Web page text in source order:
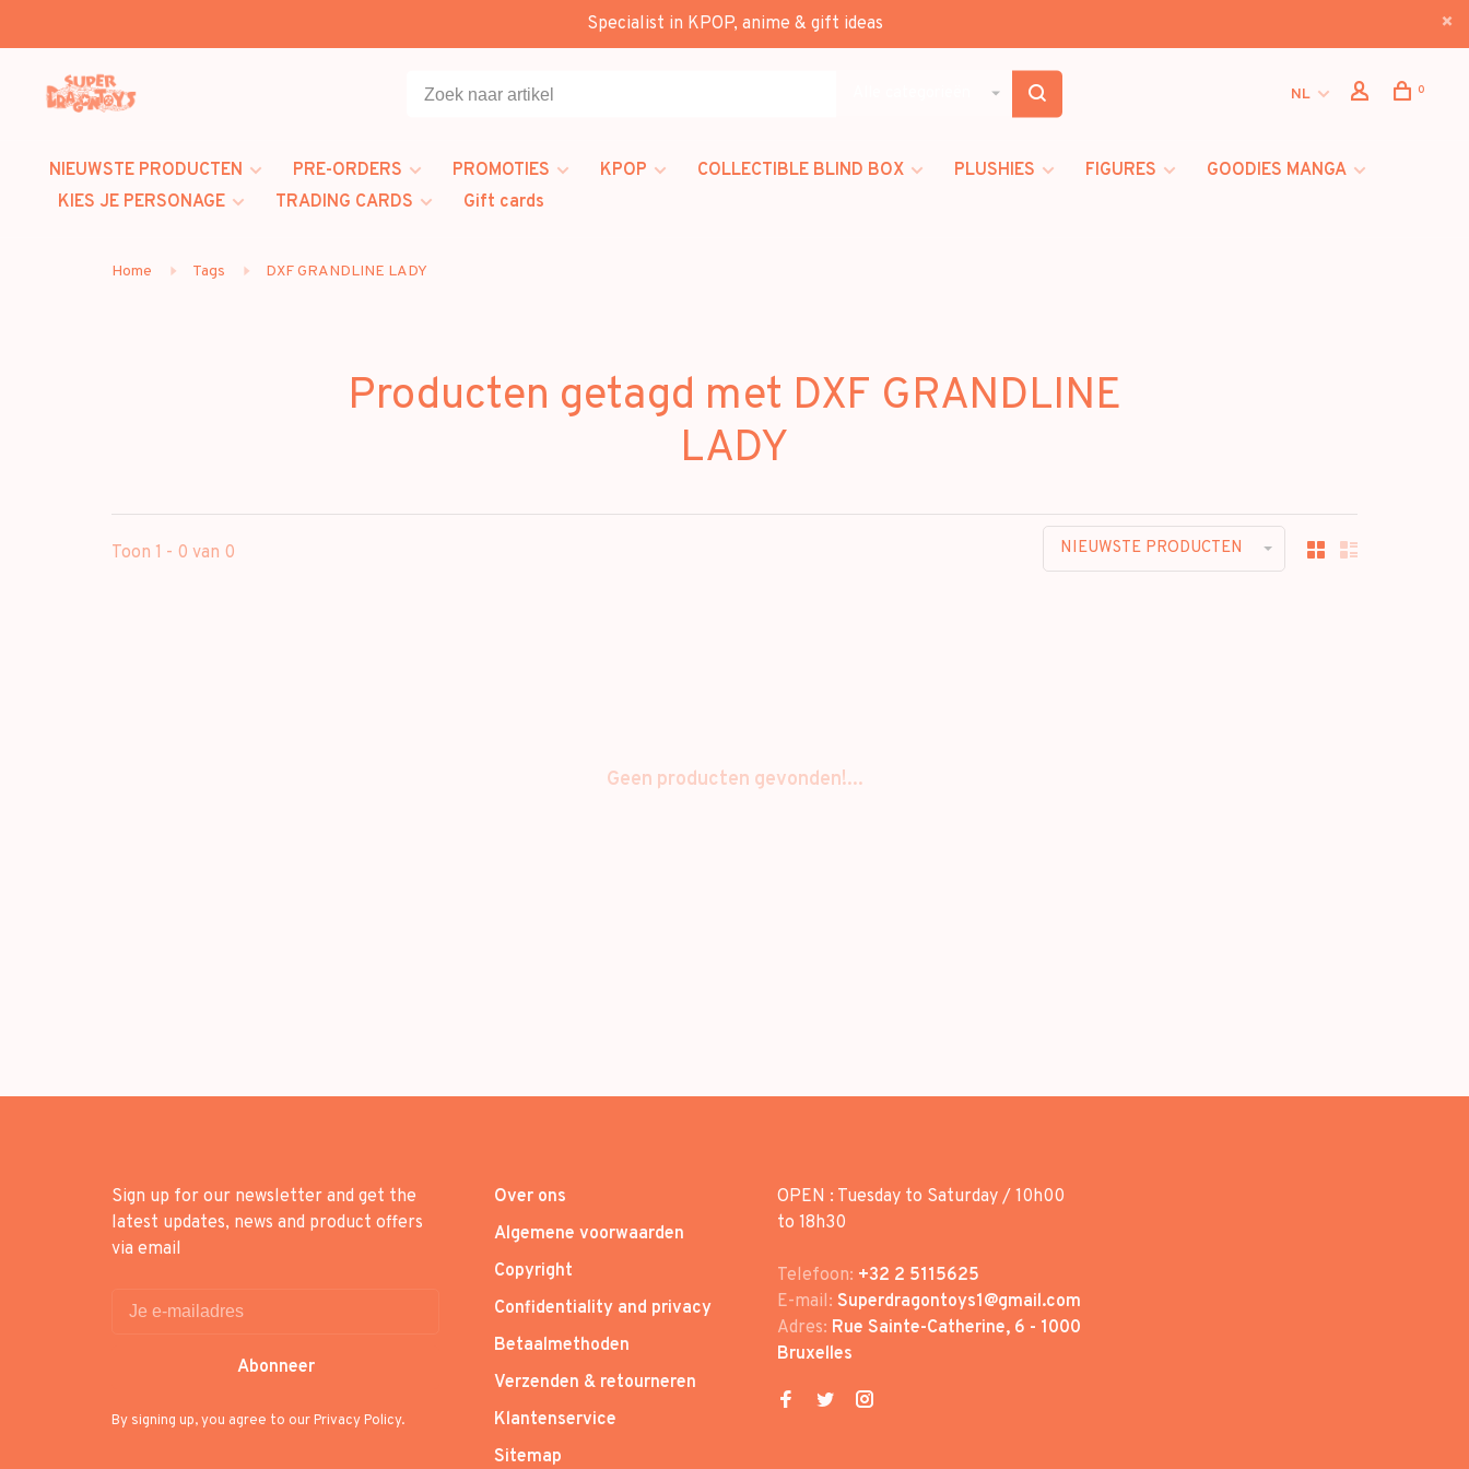
Specialist in KPOP, anime & gift ideas
NL 0
NIEUWSTE PRODUCTEN PRE-ORDERS PROMOTIES KPOP COLLECTIBLE BLIND BOX PLUSHIES FIGURES
GOODIES MANGA
KIES JE PERSONAGE
TRADING CARDS Gift cards
Home Tags DXF GRANDLINE LADY
Producten getagd met DXF GRANDLINE
LADY
Toon 1 - 0 van 0 NIEUWSTE PRODUCTEN
Geen producten gevonden!...
Sign up for our newsletter and get the
latest updates, news and product offers
via email
Abonneer
By signing up, you agree to our Privacy Policy.
Over ons
Algemene voorwaarden
Copyright
Confidentiality and privacy
Betaalmethoden
Verzenden & retourneren
Klantenservice
Sitemap
OPEN : Tuesday to Saturday / 10h00
to 18h30
Telefoon: +32 2 5115625
E-mail: Superdragontoys1@gmail.com
Adres: Rue Sainte-Catherine, 6 - 1000
Bruxelles